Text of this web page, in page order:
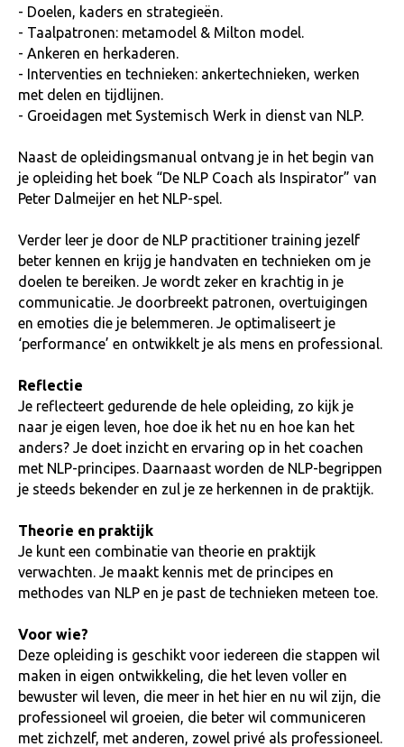
- Doelen, kaders en strategieën.
- Taalpatronen: metamodel & Milton model.
- Ankeren en herkaderen.
- Interventies en technieken: ankertechnieken, werken
met delen en tijdlijnen.
- Groeidagen met Systemisch Werk in dienst van NLP.
Naast de opleidingsmanual ontvang je in het begin van
je opleiding het boek “De NLP Coach als Inspirator” van
Peter Dalmeijer en het NLP-spel.
Verder leer je door de NLP practitioner training jezelf
beter kennen en krijg je handvaten en technieken om je
doelen te bereiken. Je wordt zeker en krachtig in je
communicatie. Je doorbreekt patronen, overtuigingen
en emoties die je belemmeren. Je optimaliseert je
‘performance’ en ontwikkelt je als mens en professional.
Reflectie
Je reflecteert gedurende de hele opleiding, zo kijk je
naar je eigen leven, hoe doe ik het nu en hoe kan het
anders? Je doet inzicht en ervaring op in het coachen
met NLP-principes. Daarnaast worden de NLP-begrippen
je steeds bekender en zul je ze herkennen in de praktijk.
Theorie en praktijk
Je kunt een combinatie van theorie en praktijk
verwachten. Je maakt kennis met de principes en
methodes van NLP en je past de technieken meteen toe.
Voor wie?
Deze opleiding is geschikt voor iedereen die stappen wil
maken in eigen ontwikkeling, die het leven voller en
bewuster wil leven, die meer in het hier en nu wil zijn, die
professioneel wil groeien, die beter wil communiceren
met zichzelf, met anderen, zowel privé als professioneel.